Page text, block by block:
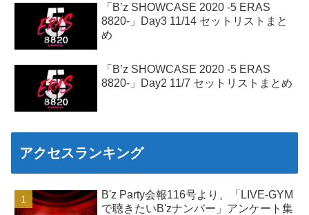
「B’z SHOWCASE 2020 -5 ERAS
8820-」Day3 11/14 セットリストまと
め
「B’z SHOWCASE 2020 -5 ERAS
8820-」Day2 11/7 セットリストまとめ
アクセスランキング
B'z Party会報116号より、「LIVE-GYM
で聴きたいB'zナンバー」アンケート集